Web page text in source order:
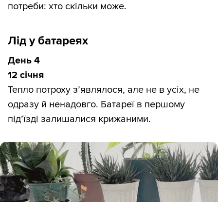
потреби: хто скільки може.
Лід у батареях
День 4
12 січня
Тепло потроху з’являлося, але не в усіх, не
одразу й ненадовго. Батареї в першому
під’їзді залишалися крижаними.